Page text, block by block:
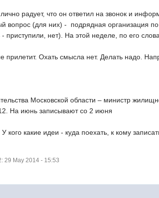
радует, что он ответил на звонок и
вопрос (для них) - подрядная организация
приступили, нет). На этой неделе, по его
прилетит. Охать смысла нет. Делать надо.
Московской области – министр
На июнь записывают со 2 июня
кого какие идеи - куда поехать, к кому
29 May 2014 - 15:53